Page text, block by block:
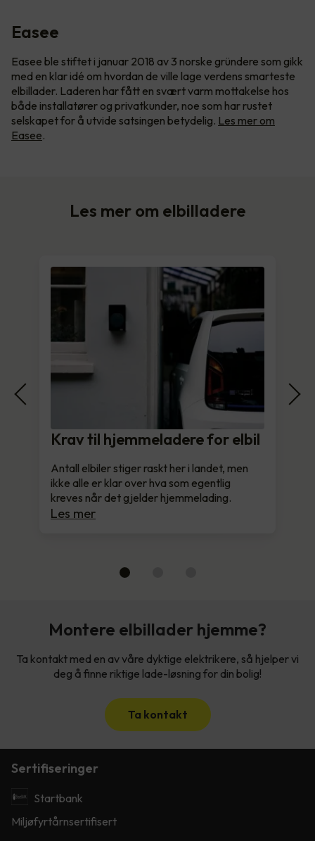
Easee
Easee ble stiftet i januar 2018 av 3 norske gründere som gikk
med en klar idé om hvordan de ville lage verdens smarteste
elbillader. Laderen har fått en svært varm mottakelse hos
både installatører og privatkunder, noe som har rustet
selskapet for å utvide satsingen betydelig. Les mer om
Easee.
Les mer om elbilladere
Krav til hjemmeladere for elbil
Antall elbiler stiger raskt her i landet, men
ikke alle er klar over hva som egentlig
kreves når det gjelder hjemmelading.
Les mer
Montere elbillader hjemme?
Ta kontakt med en av våre dyktige elektrikere, så hjelper vi
deg å finne riktige lade-løsning for din bolig!
Ta kontakt
Sertifiseringer
Startbank
Miljøfyrtårnsertifisert